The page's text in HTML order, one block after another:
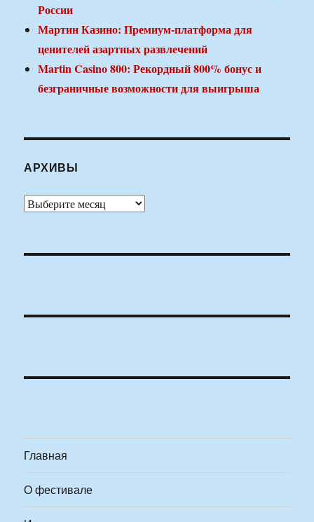
России
Мартин Казино: Премиум-платформа для
ценителей азартных развлечений
Martin Casino 800: Рекордный 800% бонус и
безграничные возможности для выигрыша
АРХИВЫ
Архивы
Главная
О фестивале